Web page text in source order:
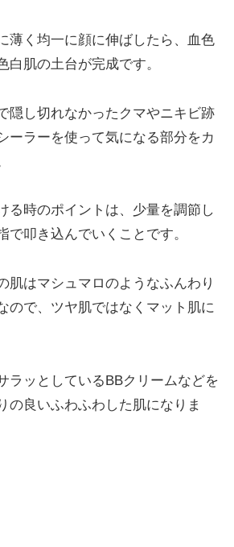
薄く均一に顔に伸ばしたら、血色
白肌の土台が完成です。
隠し切れなかったクマやニキビ跡
ーラーを使って気になる部分をカ
る時のポイントは、少量を調節し
で叩き込んでいくことです。
肌はマシュマロのようなふんわり
ので、ツヤ肌ではなくマット肌に
ラッとしているBBクリームなどを
の良いふわふわした肌になりま